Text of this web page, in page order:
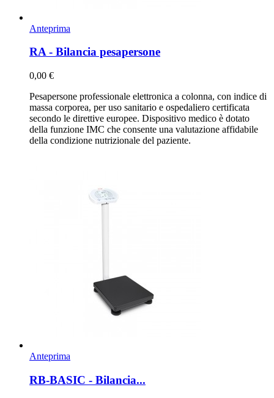
Anteprima
RA - Bilancia pesapersone
0,00 €
Pesapersone professionale elettronica a colonna, con indice di
massa corporea, per uso sanitario e ospedaliero certificata
secondo le direttive europee. Dispositivo medico è dotato
della funzione IMC che consente una valutazione affidabile
della condizione nutrizionale del paziente.
Anteprima
RB-BASIC - Bilancia...